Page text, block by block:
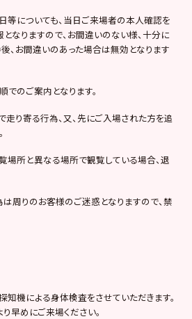
等についても、当日ご来場者の本人確認を
なりますので、お間違いのない様、十分に
、お間違いのあった場合は無効となります
のご案内となります。
り寄る行為、又、先にご入場された方を追
所と異なる場所で観覧している場合、退
周りのお客様のご迷惑となりますので、禁
知機による身体検査をさせていただきます。
早めにご来場ください。